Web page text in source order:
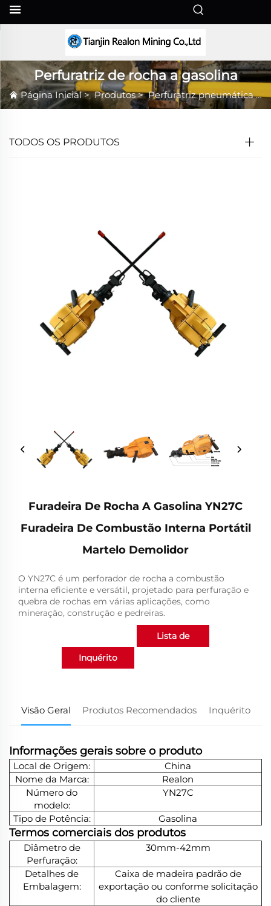
Perfuratriz de rocha a gasolina
Página Inicial>Produtos>Perfuratriz pneumática para rochas
TODOS OS PRODUTOS
Furadeira De Rocha A Gasolina YN27C
Furadeira De Combustão Interna Portátil
Martelo Demolidor
O YN27C é um perforador de rocha a combustão
interna eficiente e versátil, projetado para perfuração e
quebra de rochas em várias aplicações, como
mineração, construção e pedreiras.
Inquérito
Lista de
Visão Geral Produtos Recomendados Inquérito
Informações gerais sobre o produto
Local de Origem:
China
Nome da Marca:
Realon
Número do
modelo:
YN27C
Tipo de Potência: Gasolina
Termos comerciais dos produtos
Diâmetro de
Perfuração:
30mm-42mm
Detalhes de
Embalagem:
Caixa de madeira padrão de
exportação ou conforme solicitação
do cliente